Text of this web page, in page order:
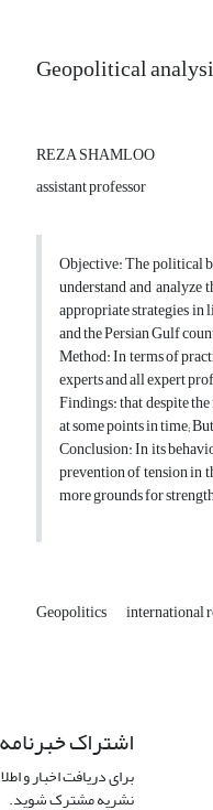
Geopolitical
REZA SHAMLOO
assistant professor
Objective: The political
understand and
appropriate strategies in
and the Persian Gulf
Method: In terms of
experts and all expert
Findings: that despite
at some points in time;
Conclusion: In its
prevention of tension in
more grounds for
Geopolitics international
اشتراک خبرنامه
برای دریافت اخبار و
نشریه مشترک شوید.